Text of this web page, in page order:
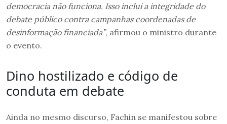
democracia não funciona. Isso inclui a integridade do
debate público contra campanhas coordenadas de
desinformação financiada”, afirmou o ministro durante
o evento.
Dino hostilizado e código de
conduta em debate
Ainda no mesmo discurso, Fachin se manifestou sobre